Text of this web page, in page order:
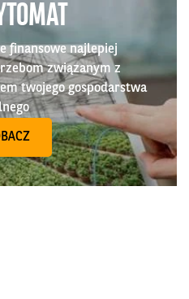
finansowe najlepiej
związanym z
twojego gospodarstwa